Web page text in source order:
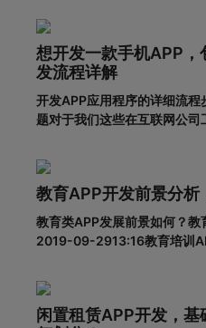
用户，许多企业和商家开始致
利购物app有什么优势？一、
弊?对于消费者的
想开发一款手机APP
发流程详解
开发APP应用程序的详细流
题对于我们这些在互联网公司
了。其实，APP开发的流程并
看一下一套完整的APP开发流
能需求阶段0
教育APP开发前景分析
教育类APP发展前景如何？教
2019-09-2913:16教育培训
的来了吗？据调查，截至
亿，普及率57.7%。其中，手
闲置租赁APP开发，